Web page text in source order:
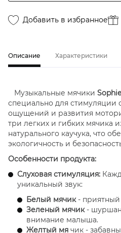
Добавить в избранное
Описание Характеристики
Музыкальные мячики
специально для стимуляции
ощущений и развития
три легких и гибких мячика
натурального каучука, что
экологичность и
Особенности продукта:
Слуховая стимуляция:
уникальный звук:
Белый мячик- приятный
Зеленый мячик-
внимание малыша.
Желтый мя чик -